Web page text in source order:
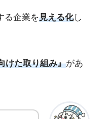
る企業を見える化し
けた取り組み』があ